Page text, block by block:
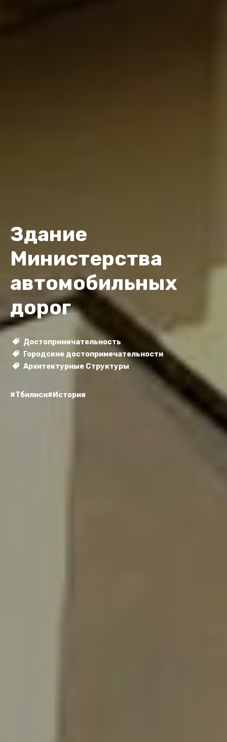
Здание
Министерства
автомобильных
дорог
Достопримечательность
Городские достопримечательности
Архитектурные Структуры
#Тбилиси#История